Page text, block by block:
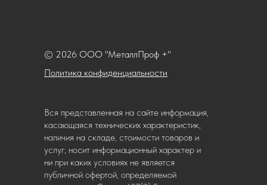
Политика конфиденциальности
© 2026 ООО "МеталлПроф +"
Вся представленная на сайте информация,
касающаяся технических характеристик,
наличия на складе, стоимости товаров и
услуг, носит информационный характер и
ни при каких условиях не является
публичной офертой, определяемой